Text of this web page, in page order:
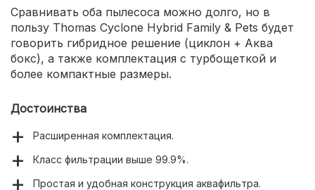
Сравнивать оба пылесоса можно долго, но в
пользу Thomas Cyclone Hybrid Family & Pets будет
говорить гибридное решение (циклон + Аква
бокс), а также комплектация с турбощеткой и
более компактные размеры.
Достоинства
Расширенная комплектация.
Класс фильтрации выше 99.9%.
Простая и удобная конструкция аквафильтра.